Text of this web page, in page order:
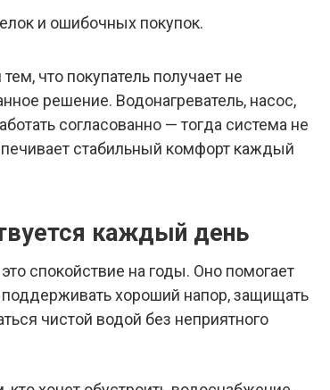
и ошибочных покупок.
что покупатель получает не
решение. Водонагреватель, насос,
согласованно — тогда система не
стабильный комфорт каждый
каждый день
спокойствие на годы. Оно помогает
хороший напор, защищать
чистой водой без неприятного